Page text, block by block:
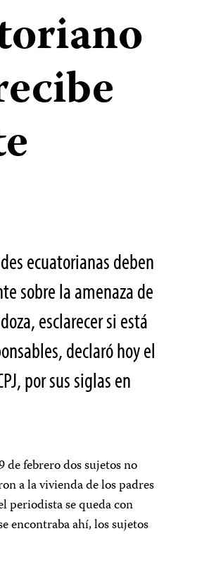
ecuatorianas deben
sobre la amenaza de
esclarecer si está
declaró hoy el
por sus siglas en
de febrero dos sujetos no
a la vivienda de los padres
periodista se queda con
encontraba ahí, los sujetos